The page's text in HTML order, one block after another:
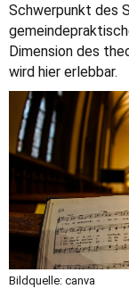
Schwerpunkt des
Dimension des
wird hier erlebbar.
Bildquelle: canva